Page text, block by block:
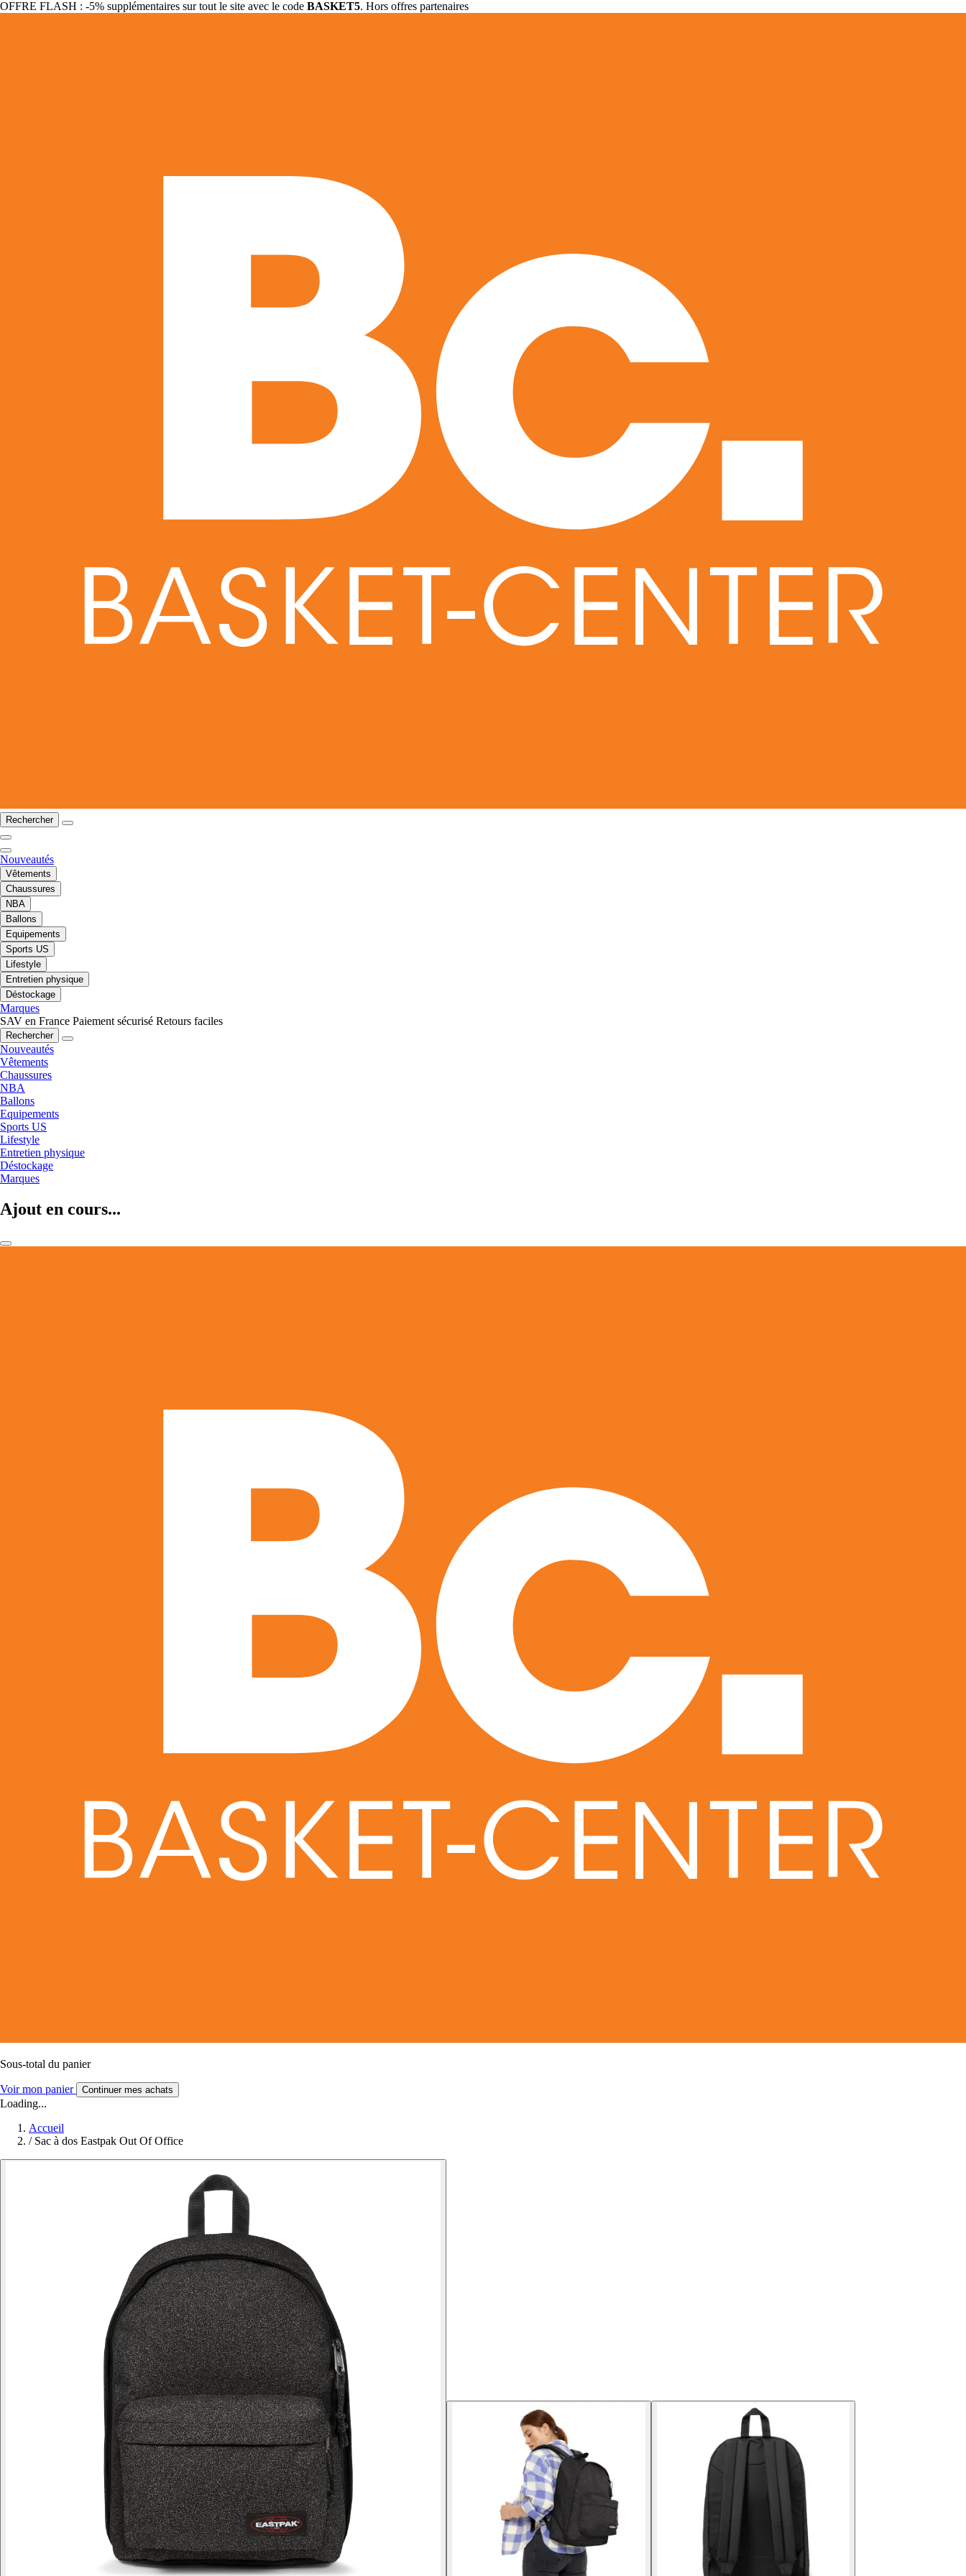
OFFRE FLASH : -5% supplémentaires sur tout le site avec le code BASKET5. Hors offres partenaires
Rechercher
Nouveautés
Vêtements
Chaussures
NBA
Ballons
Equipements
Sports US
Lifestyle
Entretien physique
Déstockage
Marques
SAV en France Paiement sécurisé Retours faciles
Rechercher
Nouveautés
Vêtements
Chaussures
NBA
Ballons
Equipements
Sports US
Lifestyle
Entretien physique
Déstockage
Marques
Ajout en cours...
Sous-total du panier
Voir mon panier Continuer mes achats
Loading...
Accueil
/ Sac à dos Eastpak Out Of Office